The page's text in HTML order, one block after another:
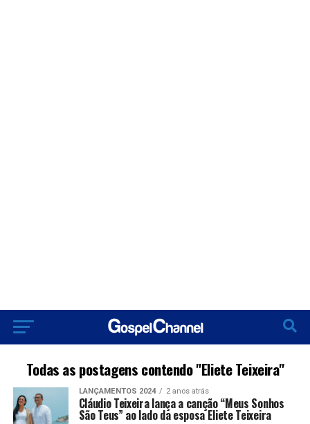
Todas as postagens contendo "Eliete Teixeira"
LANÇAMENTOS 2024 2 anos atrás
Cláudio Teixeira lança a canção “Meus Sonhos
São Teus” ao lado da esposa Eliete Teixeira